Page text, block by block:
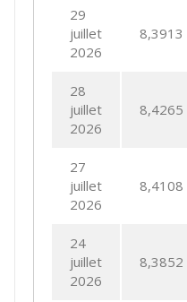
29
juillet
2026
8,3913
28
juillet
2026
8,4265
27
juillet
2026
8,4108
24
juillet
2026
8,3852